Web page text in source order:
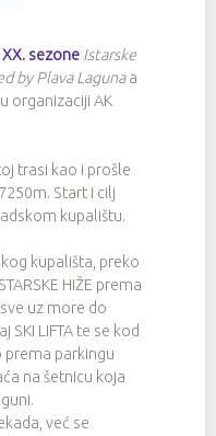
XX. sezone Istarske
by Plava Lagunaa
organizaciji AK
trasi kao i prošle
Start i cilj
kupalištu.
kupališta, preko
HIŽE prema
uz more do
SKI LIFTA te se kod
prema parkingu
na šetnicu koja
već se